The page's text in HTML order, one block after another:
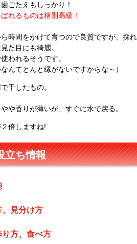
たえもしっかり！
れるものは格別高級！
をかけて育つので良質ですが、採れ
目にも綺麗。
われるそうです。
とんと縁がないですからな～）
干したもの。
が薄いが、すぐに水で戻る。
倍しますね!
立ち情報
見分け方
方、食べ方